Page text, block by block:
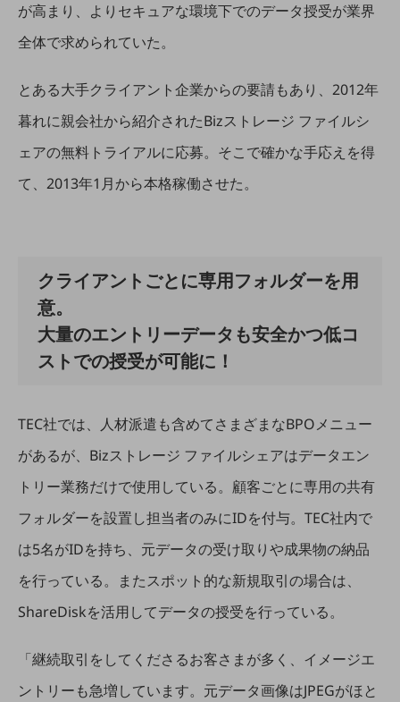
課題やニーズに合ったサービスをご紹介し、
中堅中小企業のビジネスをサポート！
お悩みから見つける
ネットワーク
その他のお悩みはこちら
業界から見つける
業界から見つけるTOP
小売・卸売業
地域産業
ゲーム感覚で見つける
NTTドコモビジネス
オンラインショップ
モバイル・ICTサービスをオンラインで
相談・申し込みができるバーチャルショップ
はじめての方へ
サービス・商品を探す
新規会員登録/ログインはこちら
が高まり、よりセキュアな環境下でのデータ授受が業界
全体で求められていた。
とある大手クライアント企業からの要請もあり、2012年
暮れに親会社から紹介されたBizストレージ ファイルシ
ェアの無料トライアルに応募。そこで確かな手応えを得
て、2013年1月から本格稼働させた。
クライアントごとに専用フォルダーを用
意。
大量のエントリーデータも安全かつ低コ
ストでの授受が可能に！
TEC社では、人材派遣も含めてさまざまなBPOメニュー
があるが、Bizストレージ ファイルシェアはデータエン
トリー業務だけで使用している。顧客ごとに専用の共有
フォルダーを設置し担当者のみにIDを付与。TEC社内で
は5名がIDを持ち、元データの受け取りや成果物の納品
を行っている。またスポット的な新規取引の場合は、
ShareDiskを活用してデータの授受を行っている。
「継続取引をしてくださるお客さまが多く、イメージエ
ントリーも急増しています。元データ画像はJPEGがほと